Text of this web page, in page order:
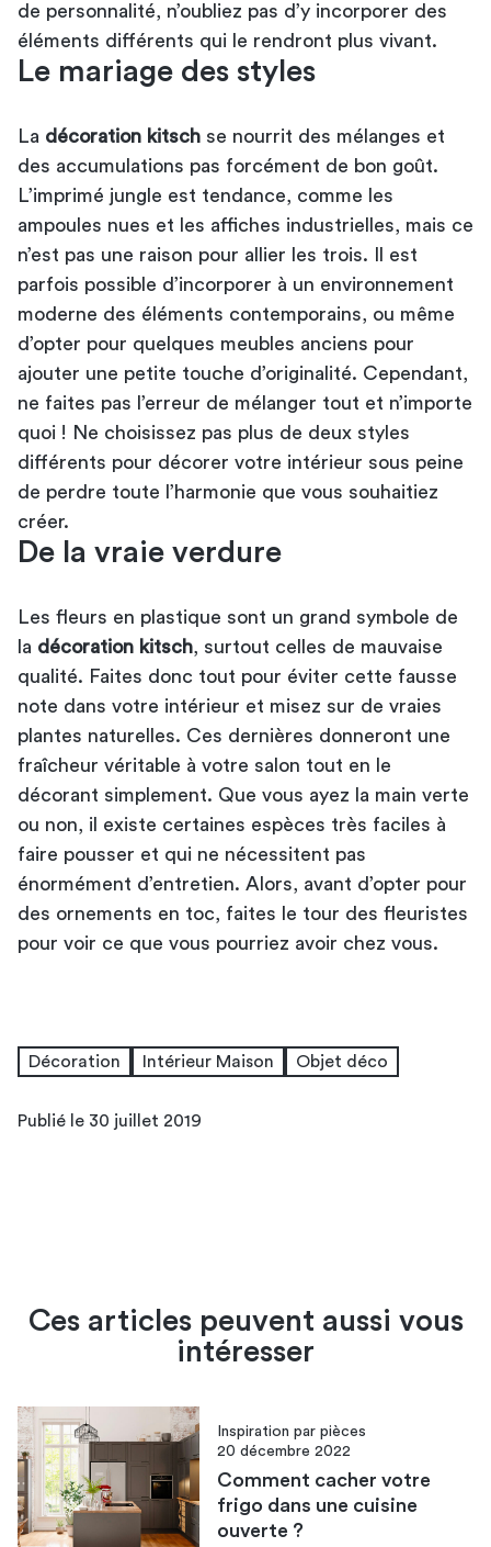
de personnalité, n’oubliez pas d’y incorporer des
éléments différents qui le rendront plus vivant.
Le mariage des styles
La décoration kitsch se nourrit des mélanges et
des accumulations pas forcément de bon goût.
L’imprimé jungle est tendance, comme les
ampoules nues et les affiches industrielles, mais ce
n’est pas une raison pour allier les trois. Il est
parfois possible d’incorporer à un environnement
moderne des éléments contemporains, ou même
d’opter pour quelques meubles anciens pour
ajouter une petite touche d’originalité. Cependant,
ne faites pas l’erreur de mélanger tout et n’importe
quoi ! Ne choisissez pas plus de deux styles
différents pour décorer votre intérieur sous peine
de perdre toute l’harmonie que vous souhaitiez
créer.
De la vraie verdure
Les fleurs en plastique sont un grand symbole de
la décoration kitsch , surtout celles de mauvaise
qualité. Faites donc tout pour éviter cette fausse
note dans votre intérieur et misez sur de vraies
plantes naturelles. Ces dernières donneront une
fraîcheur véritable à votre salon tout en le
décorant simplement. Que vous ayez la main verte
ou non, il existe certaines espèces très faciles à
faire pousser et qui ne nécessitent pas
énormément d’entretien. Alors, avant d’opter pour
des ornements en toc, faites le tour des fleuristes
pour voir ce que vous pourriez avoir chez vous.
Décoration Intérieur Maison Objet déco
Publié le 30 juillet 2019
Ces articles peuvent aussi vous
intéresser
Inspiration par pièces
20 décembre 2022
Comment cacher votre
frigo dans une cuisine
ouverte ?